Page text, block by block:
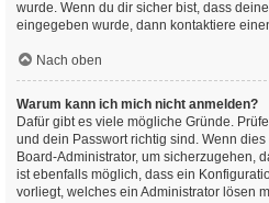
wurde. Wenn du dir sicher bist, dass
eingegeben wurde, dann kontaktiere
Nach oben
Warum kann ich mich nicht anmelden?
Dafür gibt es viele mögliche Gründe.
und dein Passwort richtig sind. Wenn
Board-Administrator, um sicherzugehen,
ist ebenfalls möglich, dass ein
vorliegt, welches ein Administrator lösen